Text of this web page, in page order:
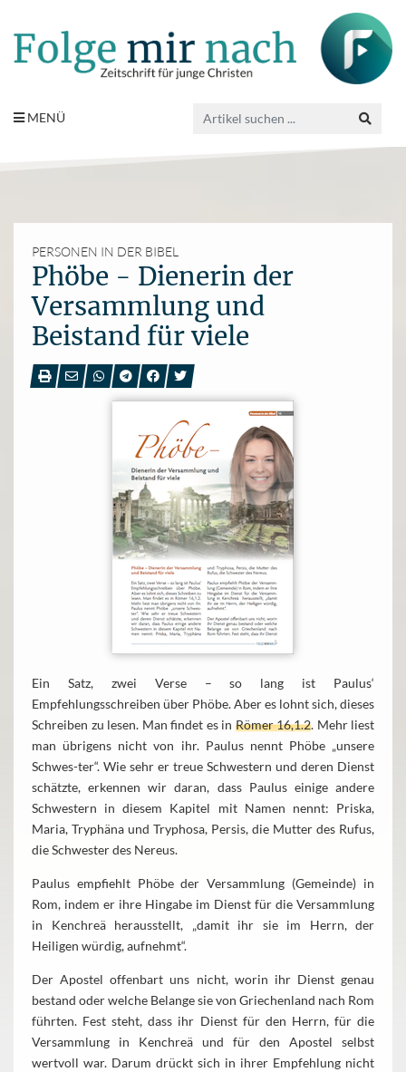
MENÜ
PERSONEN IN DER BIBEL
Phöbe - Dienerin der
Versammlung und
Beistand für viele
Ein Satz, zwei Verse – so lang ist Paulus‘
Empfehlungsschreiben über Phöbe. Aber es lohnt sich, dieses
Schreiben zu lesen. Man findet es in Römer 16,1.2. Mehr liest
man übrigens nicht von ihr. Paulus nennt Phöbe „unsere
Schwes-ter“. Wie sehr er treue Schwestern und deren Dienst
schätzte, erkennen wir daran, dass Paulus einige andere
Schwestern in diesem Kapitel mit Namen nennt: Priska,
Maria, Tryphäna und Tryphosa, Persis, die Mutter des Rufus,
die Schwester des Nereus.
Paulus empfiehlt Phöbe der Versammlung (Gemeinde) in
Rom, indem er ihre Hingabe im Dienst für die Versammlung
in Kenchreä herausstellt, „damit ihr sie im Herrn, der
Heiligen würdig, aufnehmt“.
Der Apostel offenbart uns nicht, worin ihr Dienst genau
bestand oder welche Belange sie von Griechenland nach Rom
führten. Fest steht, dass ihr Dienst für den Herrn, für die
Versammlung in Kenchreä und für den Apostel selbst
wertvoll war. Darum drückt sich in ihrer Empfehlung nicht